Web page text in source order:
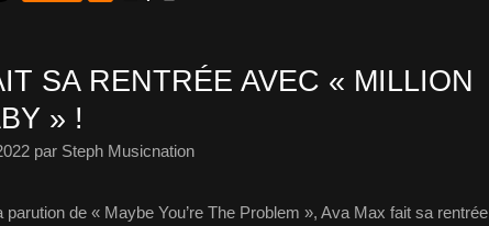
SA RENTRÉE AVEC « MILLION
» !
par Steph Musicnation
de « Maybe You’re The Problem », Ava Max fait sa rentrée